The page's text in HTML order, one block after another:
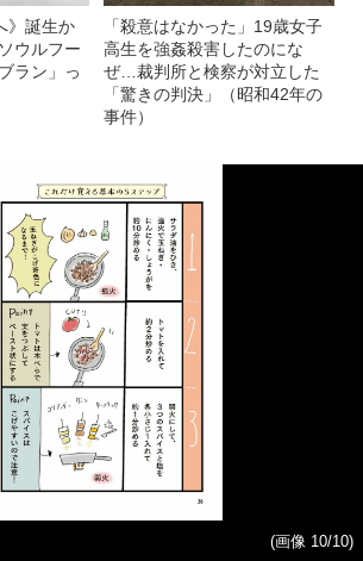
》誕生か
ウルフー
ラン」っ
「殺意はなかった」19歳女子
高生を強姦殺害したのにな
ぜ…裁判所と検察が対立した
「驚きの判決」（昭和42年の
事件）
(画像 10/10)